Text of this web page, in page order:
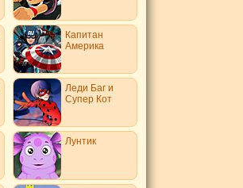
Капитан
Америка
Леди Баг и
Супер Кот
Лунтик